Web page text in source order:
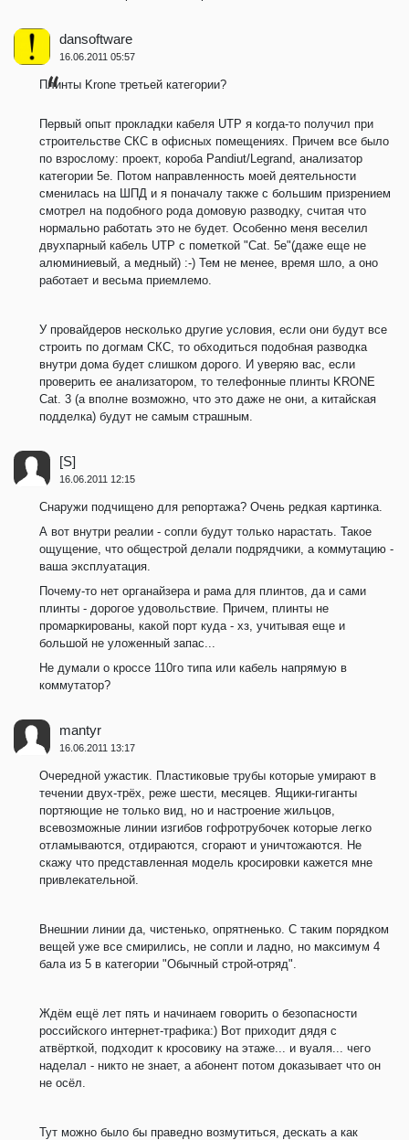
dansoftware
16.06.2011 05:57
Плинты Krone третьей категории?
Первый опыт прокладки кабеля UTP я когда-то получил при
строительстве СКС в офисных помещениях. Причем все было
по взрослому: проект, короба Pandiut/Legrand, анализатор
категории 5e. Потом направленность моей деятельности
сменилась на ШПД и я поначалу также с большим призрением
смотрел на подобного рода домовую разводку, считая что
нормально работать это не будет. Особенно меня веселил
двухпарный кабель UTP с пометкой "Cat. 5e"(даже еще не
алюминиевый, а медный) :-) Тем не менее, время шло, а оно
работает и весьма приемлемо.
У провайдеров несколько другие условия, если они будут все
строить по догмам СКС, то обходиться подобная разводка
внутри дома будет слишком дорого. И уверяю вас, если
проверить ее анализатором, то телефонные плинты KRONE
Cat. 3 (а вполне возможно, что это даже не они, а китайская
подделка) будут не самым страшным.
[S]
16.06.2011 12:15
Снаружи подчищено для репортажа? Очень редкая картинка.
А вот внутри реалии - сопли будут только нарастать. Такое
ощущение, что общестрой делали подрядчики, а коммутацию -
ваша эксплуатация.
Почему-то нет органайзера и рама для плинтов, да и сами
плинты - дорогое удовольствие. Причем, плинты не
промаркированы, какой порт куда - хз, учитывая еще и
большой не уложенный запас...
Не думали о кроссе 110го типа или кабель напрямую в
коммутатор?
mantyr
16.06.2011 13:17
Очередной ужастик. Пластиковые трубы которые умирают в
течении двух-трёх, реже шести, месяцев. Ящики-гиганты
портяющие не только вид, но и настроение жильцов,
всевозможные линии изгибов гофротрубочек которые легко
отламываются, отдираются, сгорают и уничтожаются. Не
скажу что представленная модель кросировки кажется мне
привлекательной.
Внешнии линии да, чистенько, опрятненько. С таким порядком
вещей уже все смирились, не сопли и ладно, но максимум 4
бала из 5 в категории "Обычный строй-отряд".
Ждём ещё лет пять и начинаем говорить о безопасности
российского интернет-трафика:) Вот приходит дядя с
атвёрткой, подходит к кросовику на этаже... и вуаля... чего
наделал - никто не знает, а абонент потом доказывает что он
не осёл.
Тут можно было бы праведно возмутиться, дескать а как